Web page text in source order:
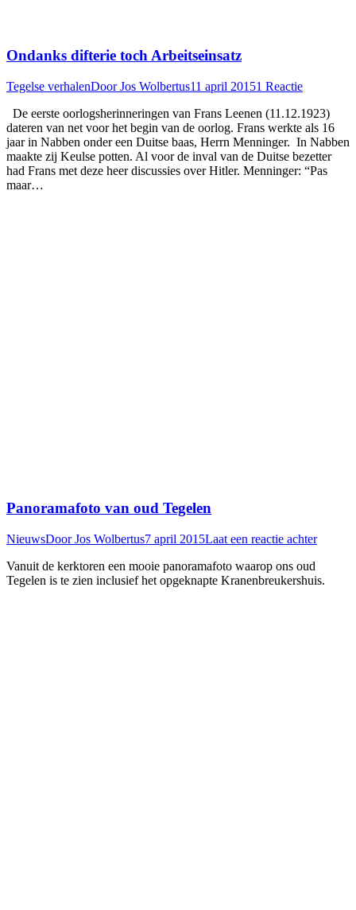
Ondanks difterie toch Arbeitseinsatz
Tegelse verhalenDoorJos Wolbertus11 april 20151 Reactie
De eerste oorlogsherinneringen van Frans Leenen (11.12.1923)
dateren van net voor het begin van de oorlog. Frans werkte als 16
jaar in Nabben onder een Duitse baas, Herrn Menninger. In Nabben
maakte zij Keulse potten. Al voor de inval van de Duitse bezetter
had Frans met deze heer discussies over Hitler. Menninger: “Pas
maar…
Panoramafoto van oud Tegelen
NieuwsDoorJos Wolbertus7 april 2015Laat een reactie achter
Vanuit de kerktoren een mooie panoramafoto waarop ons oud
Tegelen is te zien inclusief het opgeknapte Kranenbreukershuis.